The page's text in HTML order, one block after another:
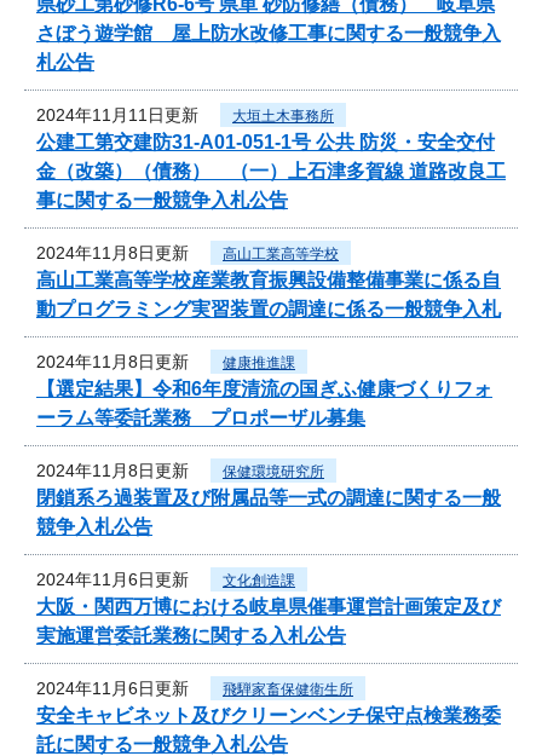
さぼう遊学館 屋上防水改修工事に関する一般競争入
札公告
2024年11月11日更新 大垣土木事務所
公建工第交建防31-A01-051-1号 公共 防災・安全交付
金（改築）（債務） （一）上石津多賀線 道路改良工
事に関する一般競争入札公告
2024年11月8日更新 高山工業高等学校
高山工業高等学校産業教育振興設備整備事業に係る自
動プログラミング実習装置の調達に係る一般競争入札
2024年11月8日更新 健康推進課
【選定結果】令和6年度清流の国ぎふ健康づくりフォ
ーラム等委託業務 プロポーザル募集
2024年11月8日更新 保健環境研究所
閉鎖系ろ過装置及び附属品等一式の調達に関する一般
競争入札公告
2024年11月6日更新 文化創造課
大阪・関西万博における岐阜県催事運営計画策定及び
実施運営委託業務に関する入札公告
2024年11月6日更新 飛騨家畜保健衛生所
安全キャビネット及びクリーンベンチ保守点検業務委
託に関する一般競争入札公告